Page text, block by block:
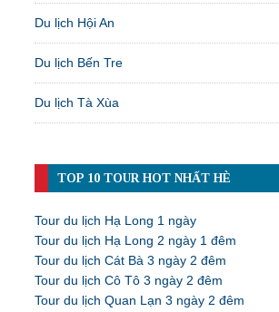
Du lịch Hội An
Du lịch Bến Tre
Du lịch Tà Xùa
TOP 10 TOUR HOT NHẤT HÈ
Tour du lịch Hạ Long 1 ngày
Tour du lịch Hạ Long 2 ngày 1 đêm
Tour du lịch Cát Bà 3 ngày 2 đêm
Tour du lịch Cô Tô 3 ngày 2 đêm
Tour du lịch Quan Lạn 3 ngày 2 đêm